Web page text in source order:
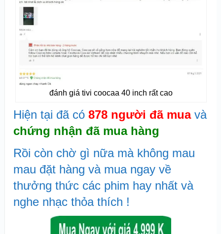
đánh giá tivi coocaa 40 inch rất cao
Hiện tại đã có 878 người đã muavà
chứng nhận đã mua hàng
Rồi còn chờ gì nữa mà không mau
mau đặt hàng và mua ngay về
thưởng thức các phim hay nhất và
nghe nhạc thỏa thích !